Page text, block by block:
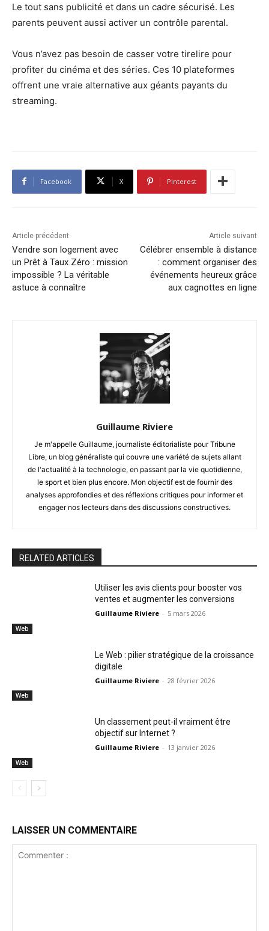
Le tout sans publicité et dans un cadre sécurisé. Les
parents peuvent aussi activer un contrôle parental.
Vous n’avez pas besoin de casser votre tirelire pour
profiter du cinéma et des séries. Ces 10 plateformes
offrent une vraie alternative aux géants payants du
streaming.
Facebook X Pinterest
Article précédent
Vendre son logement avec
un Prêt à Taux Zéro : mission
impossible ? La véritable
astuce à connaître
Article suivant
Célébrer ensemble à distance
: comment organiser des
événements heureux grâce
aux cagnottes en ligne
Guillaume Riviere
Je m'appelle Guillaume, journaliste éditorialiste pour Tribune
Libre, un blog généraliste qui couvre une variété de sujets allant
de l'actualité à la technologie, en passant par la vie quotidienne,
le sport et bien plus encore. Mon objectif est de fournir des
analyses approfondies et des réflexions critiques pour informer et
engager nos lecteurs dans des discussions constructives.
RELATED ARTICLES
Web
Utiliser les avis clients pour booster vos
ventes et augmenter les conversions
Guillaume Riviere - 5 mars 2026
Web
Le Web : pilier stratégique de la croissance
digitale
Guillaume Riviere - 28 février 2026
Web
Un classement peut-il vraiment être
objectif sur Internet ?
Guillaume Riviere - 13 janvier 2026
LAISSER UN COMMENTAIRE